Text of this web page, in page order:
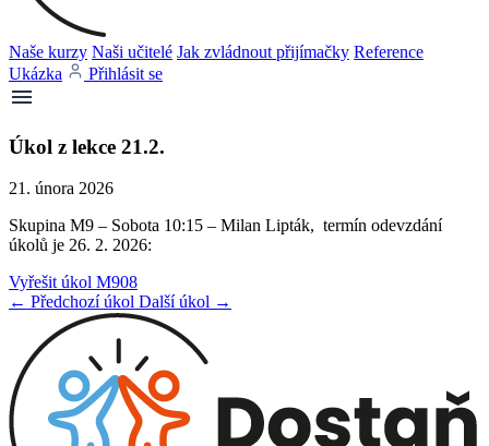
Naše kurzy Naši učitelé Jak zvládnout přijímačky Reference
Ukázka
Přihlásit se
Úkol z lekce 21.2.
21. února 2026
Skupina M9 – Sobota 10:15 – Milan Lipták, termín odevzdání
úkolů je 26. 2. 2026:
Vyřešit úkol M908
← Předchozí úkol Další úkol →